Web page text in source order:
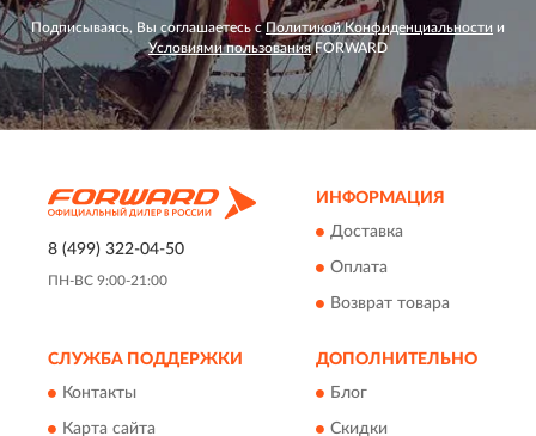
Подписываясь, Вы соглашаетесь с Политикой Конфиденциальности и
Условиями пользованияFORWARD
8 (499) 322-04-50
ПН-ВС 9:00-21:00
ИНФОРМАЦИЯ
Доставка
Оплата
Возврат товара
СЛУЖБА ПОДДЕРЖКИ
Контакты
Карта сайта
ДОПОЛНИТЕЛЬНО
Блог
Скидки